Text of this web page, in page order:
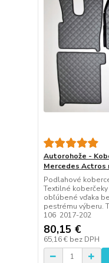
Autorohože -
Mercedes Actros
Podlahové
Textilné
obľúbené vďaka
pestrému výberu.
106 2017-202
80,15 €
65,16 € bez DPH